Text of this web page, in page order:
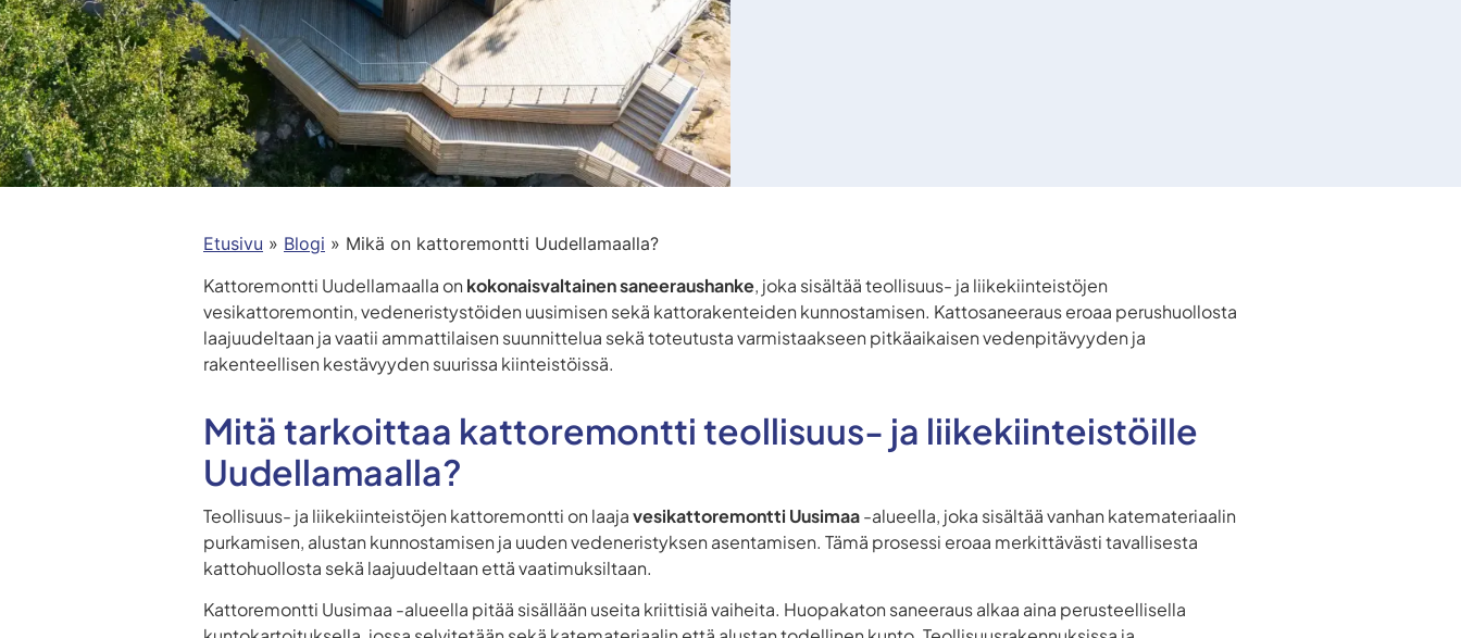
Etusivu » Blogi » Mikä on kattoremontti Uudellamaalla?
Kattoremontti Uudellamaalla on kokonaisvaltainen saneeraushanke, joka sisältää teollisuus- ja liikekiinteistöjen
vesikattoremontin, vedeneristystöiden uusimisen sekä kattorakenteiden kunnostamisen. Kattosaneeraus eroaa perushuollosta
laajuudeltaan ja vaatii ammattilaisen suunnittelua sekä toteutusta varmistaakseen pitkäaikaisen vedenpitävyyden ja
rakenteellisen kestävyyden suurissa kiinteistöissä.
Mitä tarkoittaa kattoremontti teollisuus- ja liikekiinteistöille
Uudellamaalla?
Teollisuus- ja liikekiinteistöjen kattoremontti on laajavesikattoremontti Uusimaa-alueella, joka sisältää vanhan katemateriaalin
purkamisen, alustan kunnostamisen ja uuden vedeneristyksen asentamisen. Tämä prosessi eroaa merkittävästi tavallisesta
kattohuollosta sekä laajuudeltaan että vaatimuksiltaan.
Kattoremontti Uusimaa -alueella pitää sisällään useita kriittisiä vaiheita. Huopakaton saneeraus alkaa aina perusteellisella